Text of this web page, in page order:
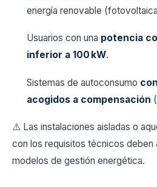
energía renovable
Usuarios con una potencia
inferior a 100 kW.
Sistemas de autoconsumo
acogidos a compensación
⚠️ Las instalaciones aisladas o
con los requisitos técnicos deben
modelos de gestión energética.